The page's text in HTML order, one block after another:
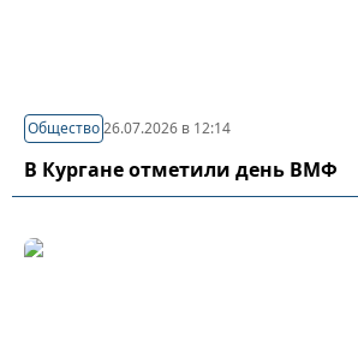
Общество26.07.2026 в 12:14
В Кургане отметили день ВМФ